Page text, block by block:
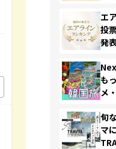
エ
投
発
も
メ
旬
マ